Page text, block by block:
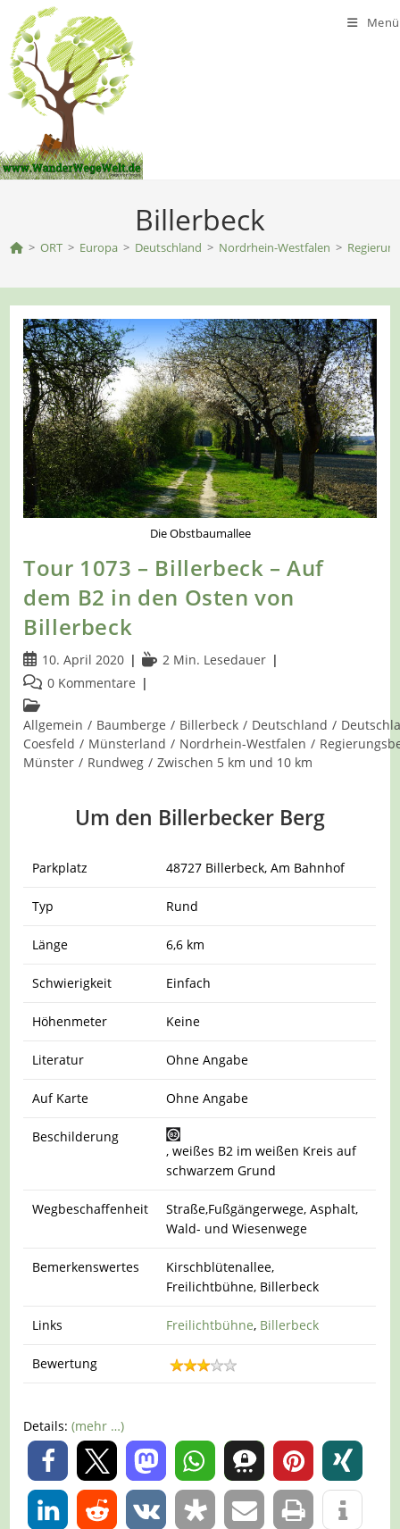
Inhalt
springen
Menü
Billerbeck
> ORT > Europa > Deutschland > Nordrhein-Westfalen >
Die Obstbaumallee
Tour 1073 – Billerbeck – Auf
dem B2 in den Osten von
Billerbeck
Beitrag
veröffentlicht:
10. April 2020 Lesedauer:
2 Min. Lesedauer
Beitrags-
Kommentare:
0 Kommentare
Beitrags-
Kategorie:
Allgemein / Baumberge / Billerbeck / Deutschland /
Coesfeld / Münsterland / Nordrhein-Westfalen /
Münster / Rundweg / Zwischen 5 km und 10 km
Um den Billerbecker Berg
Parkplatz 48727 Billerbeck, Am Bahnhof
Typ Rund
Länge 6,6 km
Schwierigkeit Einfach
Höhenmeter Keine
Literatur Ohne Angabe
Auf Karte Ohne Angabe
Beschilderung
, weißes B2 im weißen Kreis auf
schwarzem Grund
Wegbeschaffenheit
Straße,Fußgängerwege, Asphalt,
Wald- und Wiesenwege
Bemerkenswertes
Kirschblütenallee,
Freilichtbühne, Billerbeck
Links Freilichtbühne, Billerbeck
Bewertung
Details:(mehr …)
0
0